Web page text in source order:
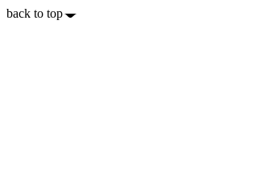
back to top